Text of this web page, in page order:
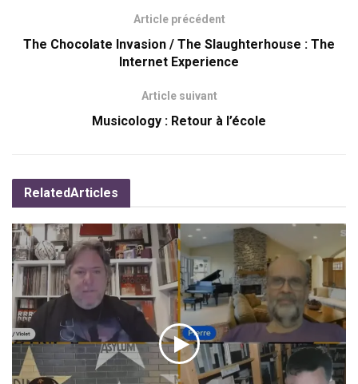
Article précédent
The Chocolate Invasion / The Slaughterhouse : The
Internet Experience
Article suivant
Musicology : Retour à l’école
RelatedArticles